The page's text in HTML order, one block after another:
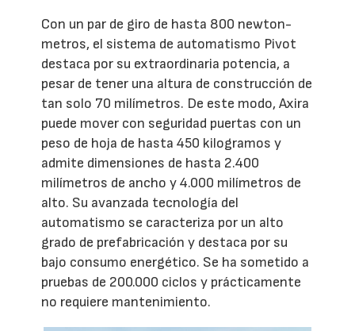
Con un par de giro de hasta 800 newton-
metros, el sistema de automatismo Pivot
destaca por su extraordinaria potencia, a
pesar de tener una altura de construcción de
tan solo 70 milímetros. De este modo, Axira
puede mover con seguridad puertas con un
peso de hoja de hasta 450 kilogramos y
admite dimensiones de hasta 2.400
milímetros de ancho y 4.000 milímetros de
alto. Su avanzada tecnología del
automatismo se caracteriza por un alto
grado de prefabricación y destaca por su
bajo consumo energético. Se ha sometido a
pruebas de 200.000 ciclos y prácticamente
no requiere mantenimiento.